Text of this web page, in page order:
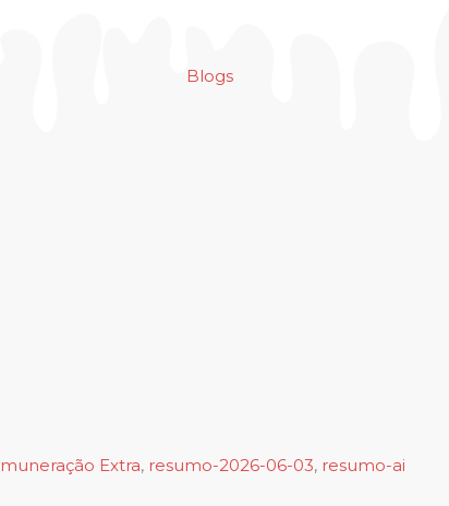
Blogs
Extra, resumo-2026-06-03, resumo-ai